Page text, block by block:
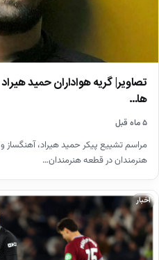
تصاویر| گریه هواداران حمید
ها…
۵ ماه قبل
مراسم تشییع پیکر حمید هیراد، آهنگساز
هنرمندان در قطعه هنرمندان…
اخبار